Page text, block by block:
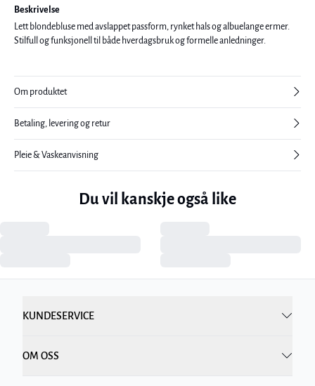
Beskrivelse
Lett blondebluse med avslappet passform, rynket hals og albuelange ermer.
Stilfull og funksjonell til både hverdagsbruk og formelle anledninger.
Om produktet
Betaling, levering og retur
Pleie & Vaskeanvisning
Du vil kanskje også like
KUNDESERVICE
OM OSS